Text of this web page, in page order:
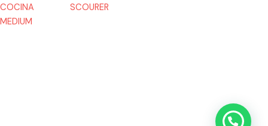
COCINA
MEDIUM
SCOURER